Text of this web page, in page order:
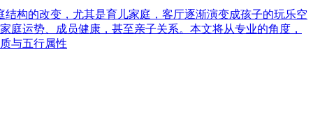
构的改变，尤其是育儿家庭，客厅逐渐演变成孩子的玩乐空
运势、成员健康，甚至亲子关系。本文将从专业的角度，
与五行属性